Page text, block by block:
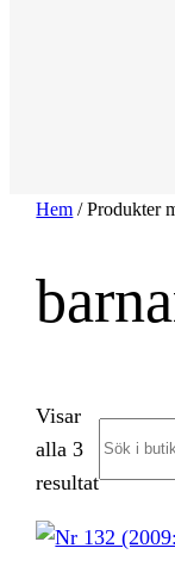
Hem / Produkter
Visar
alla 3
resultatSortera
senaste